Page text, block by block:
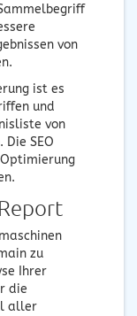
von
ist es
und
von
SEO
zu
Ihrer
die
aller